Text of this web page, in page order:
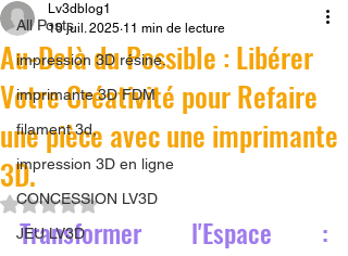
All Posts
impression 3D résine.
imprimante 3D FDM
filament 3d,
impression 3D en ligne
CONCESSION LV3D
JEU LV3D
Au-Delà du Possible : Libérer
Votre Créativité pour Refaire
une pièce avec une imprimante
3D.
Lv3dblog1
10 juil. 2025 11 min de lecture
Noté NaN étoiles sur 5.
Transformer l'Espace :